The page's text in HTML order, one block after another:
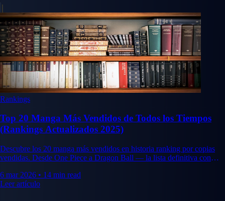
Rankings
Top 20 Manga Más Vendidos de Todos los Tiempos
(Rankings Actualizados 2025)
Descubre los 20 manga más vendidos en historia ranking por copias
vendidas. Desde One Piece a Dragon Ball — la lista definitiva con
6 mar 2026 • 14 min read
Leer artículo